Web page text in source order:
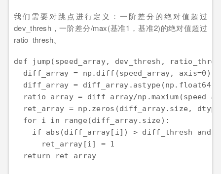
我们需要对跳点进行定义：一阶差分的绝对值超过
dev_thresh，一阶差分/max(基准1，基准2)的绝对值超过
ratio_thresh。
def jump(speed_array, dev_thresh,
  diff_array = np.diff(speed_array, axis=0)
  diff_array = diff_array.astype(np.float64)
ratio_array = diff_array/
ret_array = np.zeros(diff_array.size,
  for i in range(diff_array.size):
if abs(diff_array[i]) > diff_thresh and
      ret_array[i] = 1
  return ret_array